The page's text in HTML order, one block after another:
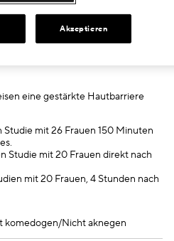
Rötungen*
eine gestärkte Hautbarriere
mit 26 Frauen 150 Minuten
Studie mit 20 Frauen direkt nach
mit 20 Frauen, 4 Stunden nach
komedogen/Nicht aknegen
Akzeptieren